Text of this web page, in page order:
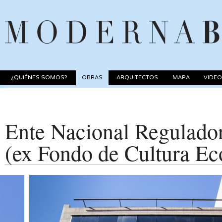
¿QUIÉNES SOMOS? OBRAS ARQUITECTOS MAPA
Ente Nacional
(ex Fondo de Cultura